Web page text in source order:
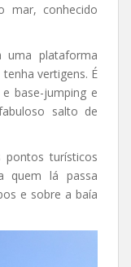
mar, conhecido
uma plataforma
vertigens. É
base-jumping e
salto de
turísticos
quem lá passa
e sobre a baía